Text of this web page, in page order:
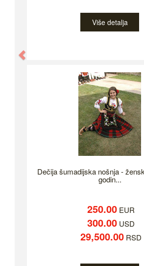
Više detalja
Dečija šumadijska nošnja -
godin...
250.00 EUR
300.00 USD
29,500.00 RSD